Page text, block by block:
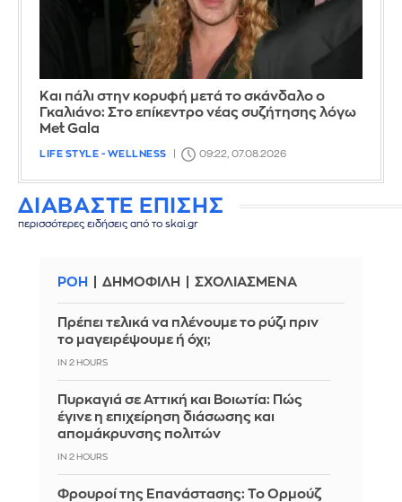
Και πάλι στην κορυφή μετά το σκάνδαλο ο
Γκαλιάνο: Στο επίκεντρο νέας συζήτησης λόγω
Met Gala
LIFE STYLE - WELLNESS 09:22, 07.08.2026
ΔΙΑΒΑΣΤΕ ΕΠΙΣΗΣ
περισσότερες ειδήσεις από το skai.gr
ΡΟΗ ΔΗΜΟΦΙΛΗ ΣΧΟΛΙΑΣΜΕΝΑ
Πρέπει τελικά να πλένουμε το ρύζι πριν
το μαγειρέψουμε ή όχι;
IN 2 HOURS
Πυρκαγιά σε Αττική και Βοιωτία: Πώς
έγινε η επιχείρηση διάσωσης και
απομάκρυνσης πολιτών
IN 2 HOURS
Φρουροί της Επανάστασης: Το Ορμούζ